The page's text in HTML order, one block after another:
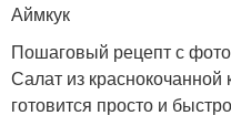
Аймкук
Пошаговый рецепт с фото
Салат из
готовится просто и